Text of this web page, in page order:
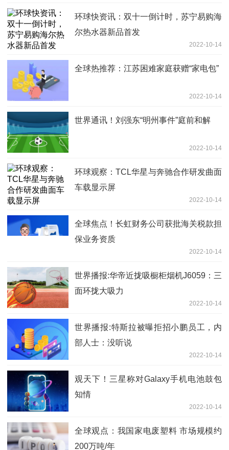
环球快资讯：双十一倒计时，苏宁易购海
尔热水器新品首发
2022-10-14
全球热推荐：江苏困难家庭获赠“家电包”
2022-10-14
世界通讯！刘强东“明州事件”庭前和解
2022-10-14
环球观察：TCL华星与奔驰合作研发曲面
车载显示屏
2022-10-14
全球焦点！长虹财务公司获批海关税款担
保业务资质
2022-10-14
世界播报:华帝近拢吸橱柜烟机J6059：三
面环拢大吸力
2022-10-14
世界播报:特斯拉被曝拒招小鹏员工，内
部人士：没听说
2022-10-14
观天下！三星称对Galaxy手机电池鼓包
知情
2022-10-14
全球观点：我国家电废塑料 市场规模约
200万吨/年